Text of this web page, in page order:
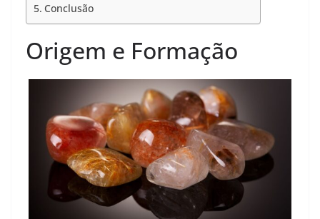
Conclusão
Origem e Formação